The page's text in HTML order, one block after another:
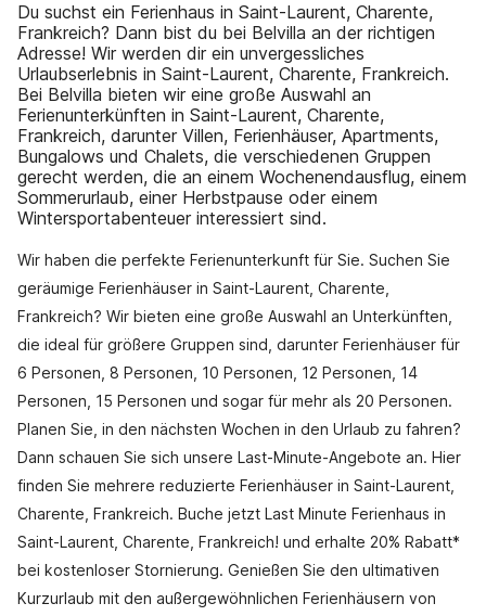
Du suchst ein Ferienhaus in Saint-Laurent, Charente,
Frankreich? Dann bist du bei Belvilla an der richtigen
Adresse! Wir werden dir ein unvergessliches
Urlaubserlebnis in Saint-Laurent, Charente, Frankreich.
Bei Belvilla bieten wir eine große Auswahl an
Ferienunterkünften in Saint-Laurent, Charente,
Frankreich, darunter Villen, Ferienhäuser, Apartments,
Bungalows und Chalets, die verschiedenen Gruppen
gerecht werden, die an einem Wochenendausflug, einem
Sommerurlaub, einer Herbstpause oder einem
Wintersportabenteuer interessiert sind.
Wir haben die perfekte Ferienunterkunft für Sie. Suchen Sie
geräumige Ferienhäuser in Saint-Laurent, Charente,
Frankreich? Wir bieten eine große Auswahl an Unterkünften,
die ideal für größere Gruppen sind, darunter Ferienhäuser für
6 Personen, 8 Personen, 10 Personen, 12 Personen, 14
Personen, 15 Personen und sogar für mehr als 20 Personen.
Planen Sie, in den nächsten Wochen in den Urlaub zu fahren?
Dann schauen Sie sich unsere Last-Minute-Angebote an. Hier
finden Sie mehrere reduzierte Ferienhäuser in Saint-Laurent,
Charente, Frankreich. Buche jetzt Last Minute Ferienhaus in
Saint-Laurent, Charente, Frankreich! und erhalte 20% Rabatt*
bei kostenloser Stornierung. Genießen Sie den ultimativen
Kurzurlaub mit den außergewöhnlichen Ferienhäusern von